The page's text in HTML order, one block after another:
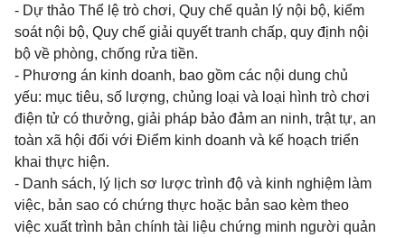
- Dự thảo Thể lệ trò chơi, Quy chế quản lý nội bộ, kiểm
soát nội bộ, Quy chế giải quyết tranh chấp, quy định nội
bộ về phòng, chống rửa tiền.
- Phương án kinh doanh, bao gồm các nội dung chủ
yếu: mục tiêu, số lượng, chủng loại và loại hình trò chơi
điện tử có thưởng, giải pháp bảo đảm an ninh, trật tự, an
toàn xã hội đối với Điểm kinh doanh và kế hoạch triển
khai thực hiện.
- Danh sách, lý lịch sơ lược trình độ và kinh nghiệm làm
việc, bản sao có chứng thực hoặc bản sao kèm theo
việc xuất trình bản chính tài liệu chứng minh người quản